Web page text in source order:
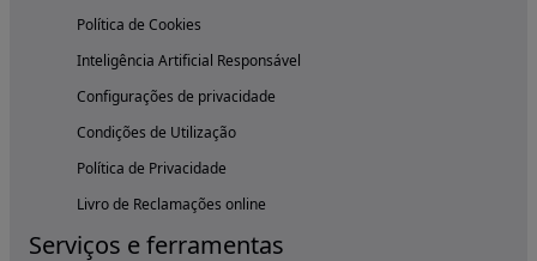
Política de Cookies
Inteligência Artificial Responsável
Configurações de privacidade
Condições de Utilização
Política de Privacidade
Livro de Reclamações online
Serviços e ferramentas